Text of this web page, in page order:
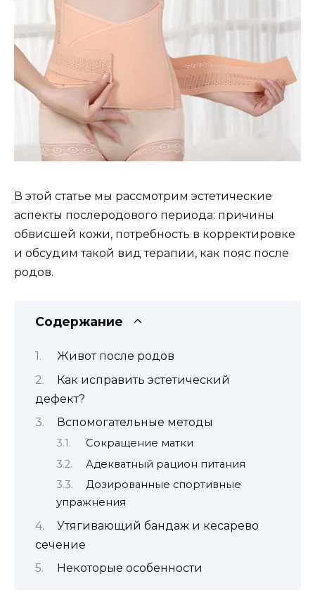
В этой статье мы рассмотрим эстетические
аспекты послеродового периода: причины
обвисшей кожи, потребность в корректировке
и обсудим такой вид терапии, как пояс после
родов.
Содержание
Живот после родов
Как исправить эстетический
дефект?
Вспомогательные методы
Сокращение матки
Адекватный рацион питания
Дозированные спортивные
упражнения
Утягивающий бандаж и кесарево
сечение
Некоторые особенности